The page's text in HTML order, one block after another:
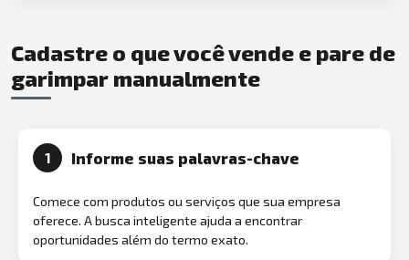
Cadastre o que você vende e pare de
garimpar manualmente
1 Informe suas palavras-chave
Comece com produtos ou serviços que sua empresa
oferece. A busca inteligente ajuda a encontrar
oportunidades além do termo exato.